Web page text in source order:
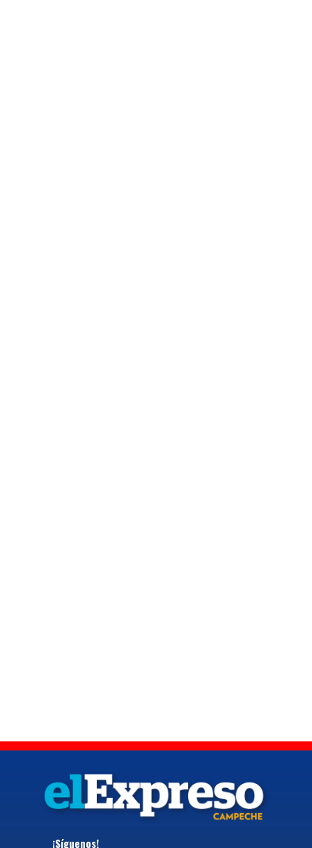
¡Síguenos!